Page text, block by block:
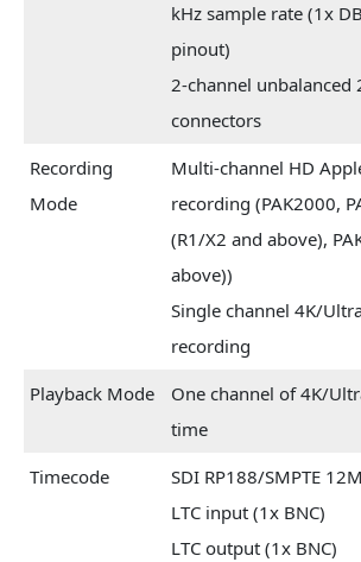
kHz sample rate (1x
pinout)
2-channel unbalanced
connectors
Recording
Mode
Multi-channel HD
recording (PAK2000,
(R1/X2 and above),
above))
Single channel 4K/
recording
Playback Mode
One channel of 4K/
time
Timecode
SDI RP188/SMPTE
LTC input (1x BNC)
LTC output (1x BNC)